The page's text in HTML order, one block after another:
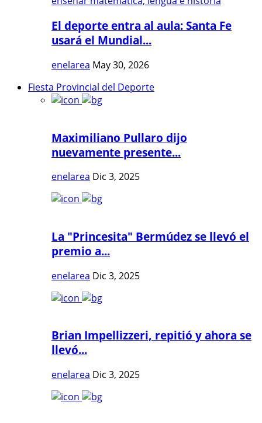
El deporte entra al aula: Santa Fe
usará el Mundial...
enelarea May 30, 2026
Fiesta Provincial del Deporte
Maximiliano Pullaro dijo
nuevamente presente...
enelarea Dic 3, 2025
La "Princesita" Bermúdez se llevó el
premio a...
enelarea Dic 3, 2025
Brian Impellizzeri, repitió y ahora se
llevó...
enelarea Dic 3, 2025